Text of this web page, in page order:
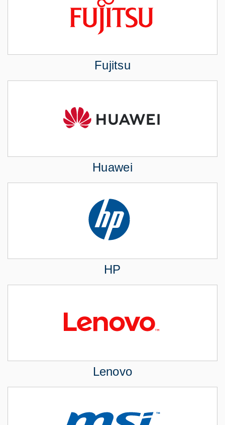
Fujitsu
Huawei
HP
Lenovo